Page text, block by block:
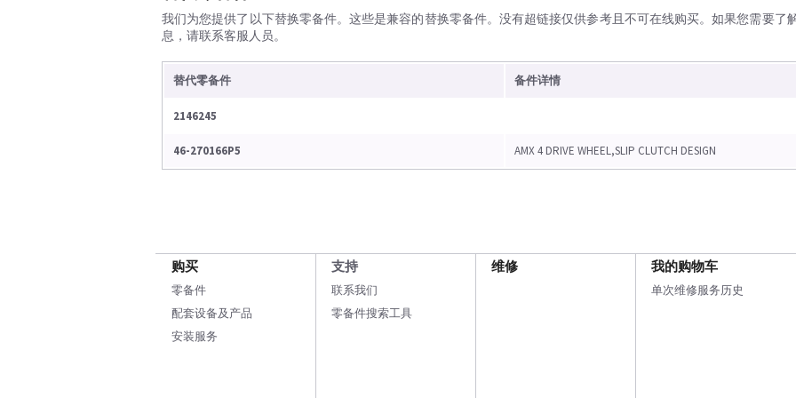
我们为您提供了以下替换零备件。这些是兼容的替换零备件。没有超链接仅供参考且不可在线购买。如果您需要了
息，请联系客服人员。
替代零备件 备件详情
2146245
46-270166P5 AMX 4 DRIVE WHEEL,SLIP CLUTCH DESIGN
购买
零备件
配套设备及产品
安装服务
支持
联系我们
零备件搜索工具
维修 我的购物车
单次维修服务历史